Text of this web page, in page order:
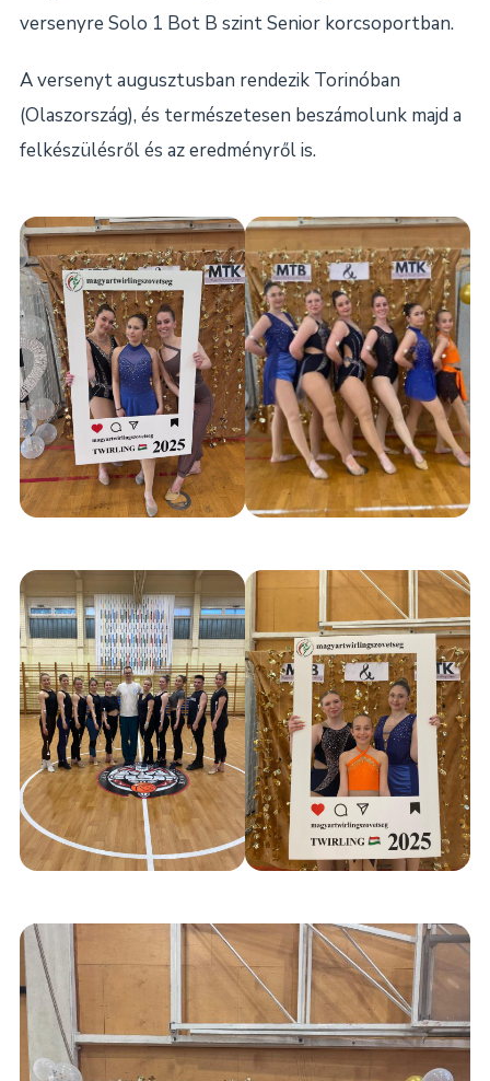
versenyre Solo 1 Bot B szint Senior korcsoportban.
A versenyt augusztusban rendezik Torinóban
(Olaszország), és természetesen beszámolunk majd a
felkészülésről és az eredményről is.